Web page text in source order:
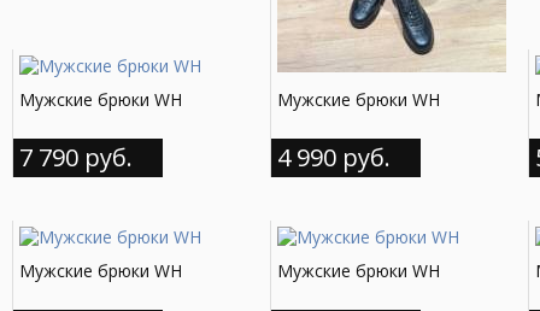
Мужские брюки WH
7 790 руб.
Мужские брюки WH
4 990 руб.
Мужские брюки WH Мужские брюки WH